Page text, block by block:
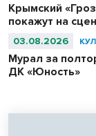
Крымский
покажут на
03.08.2026
Мурал за
ДК «Юность»